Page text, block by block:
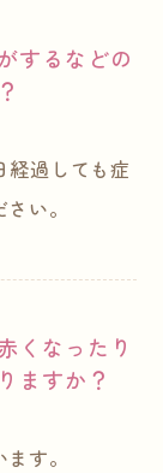
するなどの
経過しても症
い。
くなったり
ますか？
す。